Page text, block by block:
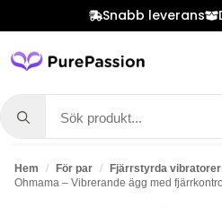
Snabb leverans
Search
for:
Hem För par
Fjärrstyrda vibratorer
Ohmama – Vibrerande ägg med